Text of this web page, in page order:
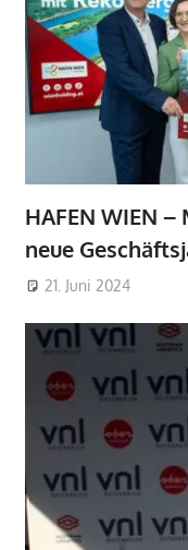
HAFEN WIEN
neue
21. Juni 2024